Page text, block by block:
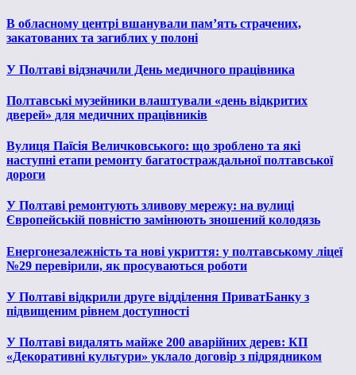
В обласному центрі вшанували пам’ять страчених,
закатованих та загиблих у полоні
У Полтаві відзначили День медичного працівника
Полтавські музейники влаштували «день відкритих
дверей» для медичних працівників
Вулиця Паїсія Величковського: що зроблено та які
наступні етапи ремонту багатостраждальної полтавської
дороги
У Полтаві ремонтують зливову мережу: на вулиці
Європейській повністю замінюють зношений колодязь
Енергонезалежність та нові укриття: у полтавському ліцеї
№29 перевірили, як просуваються роботи
У Полтаві відкрили друге відділення ПриватБанку з
підвищеним рівнем доступності
У Полтаві видалять майже 200 аварійних дерев: КП
«Декоративні культури» уклало договір з підрядником